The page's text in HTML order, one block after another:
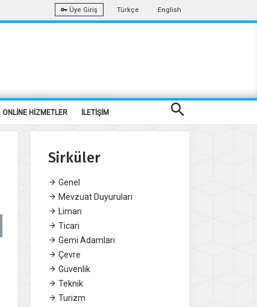
Üye Giriş Türkçe English
ONLİNE HİZMETLER İLETİŞİM
Sirküler
Genel
Mevzuat Duyuruları
Liman
Ticari
Gemi Adamları
Çevre
Güvenlik
Teknik
Turizm